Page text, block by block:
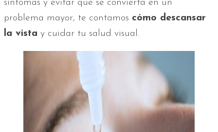
síntomas y evitar que se convierta en un
problema mayor, te contamos cómo descansar
la vista y cuidar tu salud visual.